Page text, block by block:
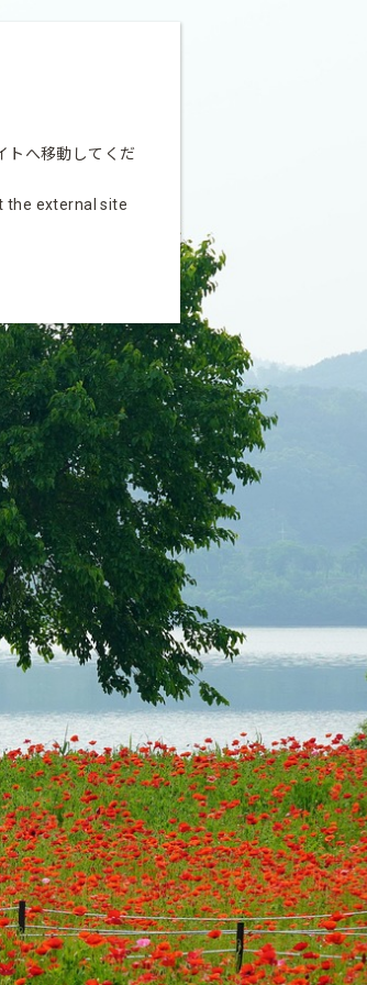
トへ移動してくだ
the external site